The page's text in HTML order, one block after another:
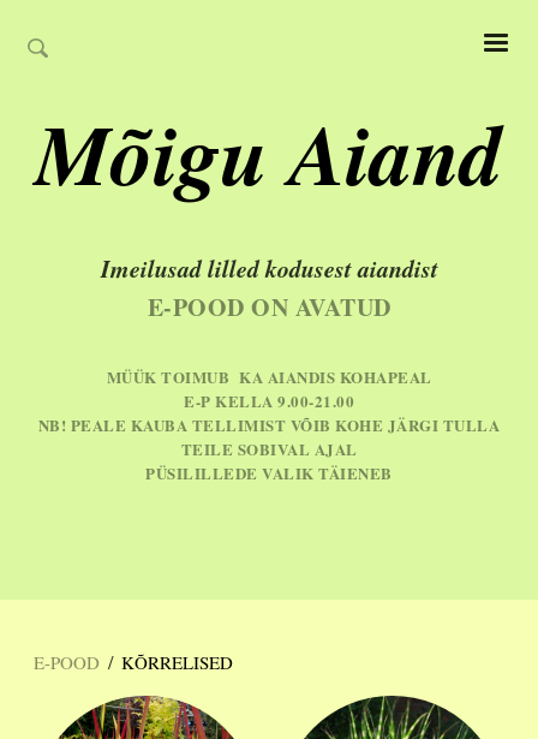
Mõigu Aiand
Imeilusad lilled kodusest aiandist
E-POOD ON AVATUD
MÜÜK TOIMUB KA AIANDIS KOHAPEAL
E-P KELLA 9.00-21.00
NB! PEALE KAUBA TELLIMIST VÕIB KOHE JÄRGI TULLA
TEILE SOBIVAL AJAL
PÜSILILLEDE VALIK TÄIENEB
E-POOD / KÕRRELISED